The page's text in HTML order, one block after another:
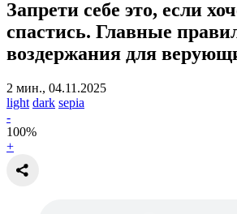
Запрети себе это, если
спастись. Главные
воздержания для
2 мин., 04.11.2025
light dark sepia
-
100%
+